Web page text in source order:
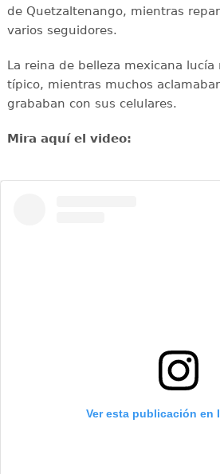
de Quetzaltenango, mientras
varios seguidores.
La reina de belleza mexicana
típico, mientras muchos
grababan con sus celulares.
Mira aquí el video:
Ver esta publicación en